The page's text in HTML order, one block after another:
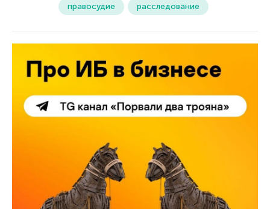
правосудие
расследование